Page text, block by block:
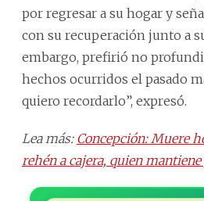
por regresar a su hogar y
con su recuperación junto a
embargo, prefirió no
hechos ocurridos el pasado
quiero recordarlo”, expresó.
Lea más: Concepción: Muere
rehén a cajera, quien